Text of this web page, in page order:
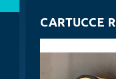
CARTUCCE